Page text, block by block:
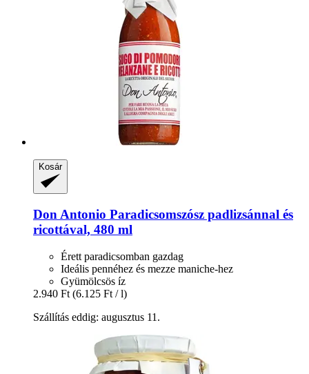
Kosár
Don Antonio Paradicsomszósz padlizsánnal és
ricottával, 480 ml
Érett paradicsomban gazdag
Ideális pennéhez és mezze maniche-hez
Gyümölcsös íz
2.940 Ft (6.125 Ft / l)
Szállítás eddig: augusztus 11.